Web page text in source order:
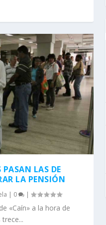
LAS DE
LA PENSIÓN
| 0 |
«Caín» a la hora de